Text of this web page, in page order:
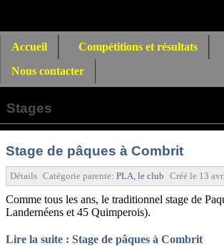
Accueil Compétitions et résultats
Nous contacter
Stages
Stage de pâques à Combrit
Détails Catégorie parente: PLA, le club Créé le 13
Comme tous les ans, le traditionnel stage de
Landernéens et 45 Quimperois).
Lire la suite : Stage de pâques à Combrit